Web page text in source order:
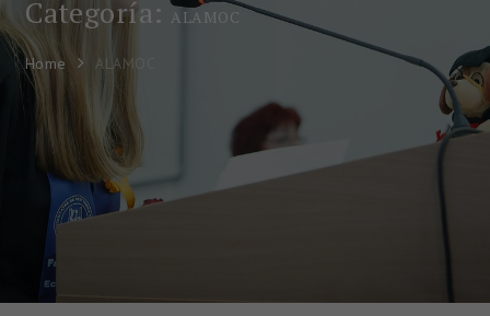
Categoría:ALAMOC
Home ALAMOC